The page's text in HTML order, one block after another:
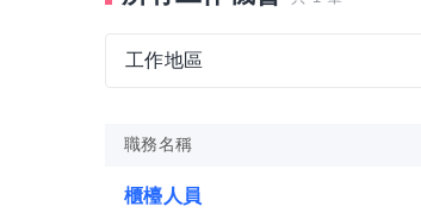
五、工作內容
*電腦操作（協助掛號、報表）
*患者衛教
工作地區
職務名稱
櫃檯人員